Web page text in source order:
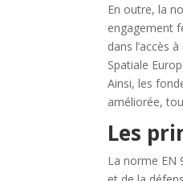
En outre, la
engagement
dans l’accès
Spatiale
Ainsi, les
améliorée,
Les p
La norme EN